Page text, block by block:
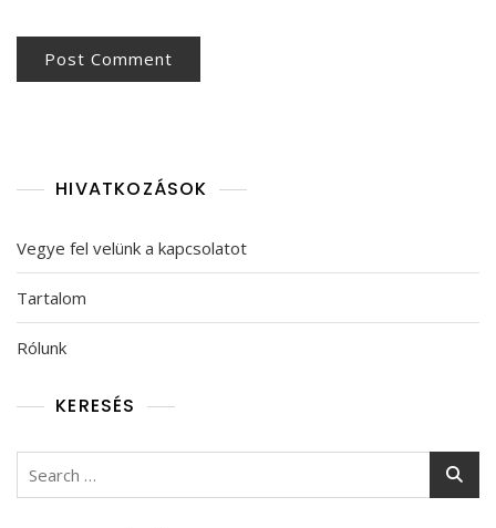
HIVATKOZÁSOK
Vegye fel velünk a kapcsolatot
Tartalom
Rólunk
KERESÉS